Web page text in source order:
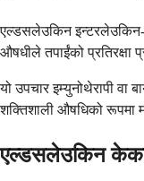
एल्डसलेउकिन इन्टरलेउकिन-
औषधीले तपाईंको प्रतिरक्षा
यो उपचार इम्युनोथेरापी
शक्तिशाली औषधिको रूपमा
एल्डसलेउकिन केका